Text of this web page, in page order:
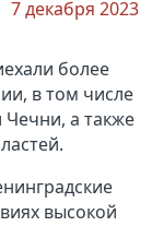
7 декабря 2023
более
в том числе
а также
высокой